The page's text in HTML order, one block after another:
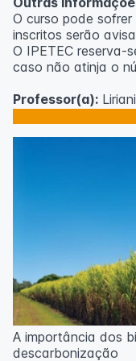
O curso pode
inscritos serão
O IPETEC reserva-
caso não atinja o
Professor(a):
A importância dos
descarbonização